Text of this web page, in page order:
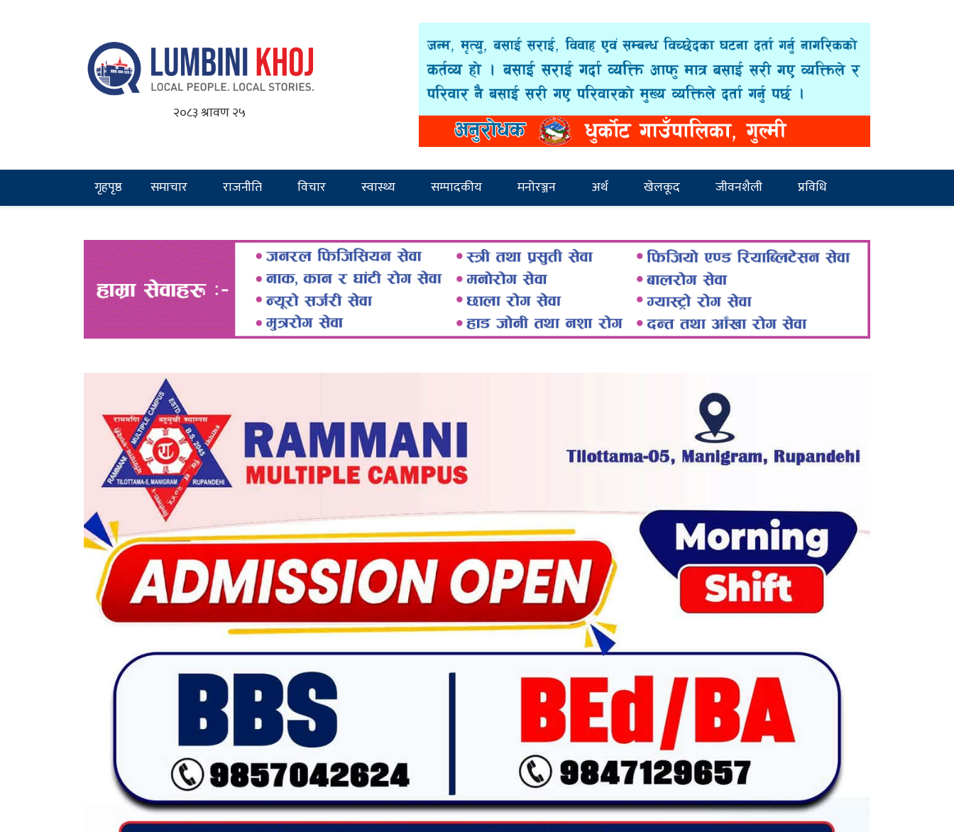
२०८३ श्रावण २५
गृहपृष्ठ समाचार राजनीति विचार स्वास्थ्य सम्पादकीय मनोरञ्जन अर्थ खेलकूद जीवनशैली प्रविधि